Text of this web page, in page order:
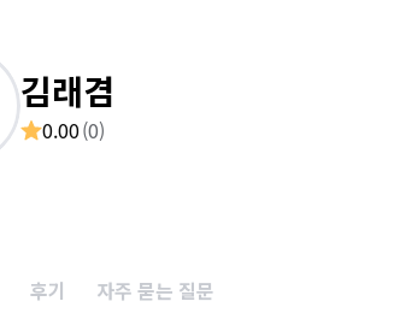
김래겸
0.00(0)
후기 자주 묻는 질문